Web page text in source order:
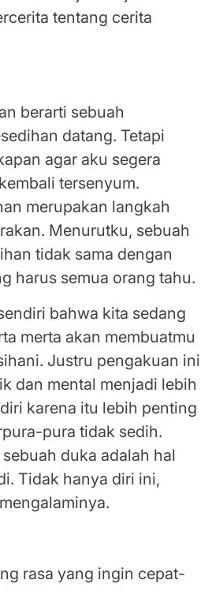
tentang cerita
berarti sebuah
datang. Tetapi
agar aku segera
tersenyum.
merupakan langkah
Menurutku, sebuah
tidak sama dengan
harus semua orang tahu.
bahwa kita sedang
merta akan membuatmu
Justru pengakuan ini
dan mental menjadi lebih
karena itu lebih penting
pura tidak sedih.
duka adalah hal
Tidak hanya diri ini,
rasa yang ingin cepat-